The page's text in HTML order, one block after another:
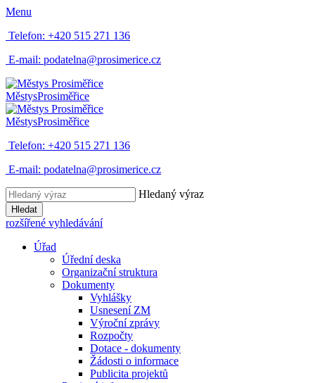
Menu
Telefon: +420 515 271 136
E-mail: podatelna@prosimerice.cz
MěstysProsiměřice
MěstysProsiměřice
Telefon: +420 515 271 136
E-mail: podatelna@prosimerice.cz
Hledaný výraz
Hledat
rozšířené vyhledávání
Úřad
Úřední deska
Organizační struktura
Dokumenty
Vyhlášky
Usnesení ZM
Výroční zprávy
Rozpočty
Dotace - dokumenty
Žádosti o informace
Publicita projektů